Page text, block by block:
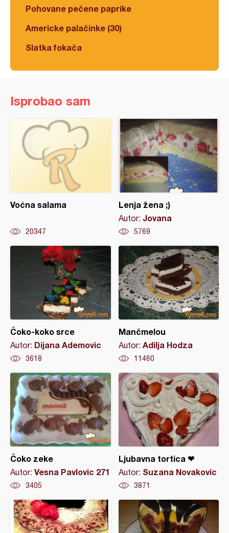
Pohovane pečene paprike
Americke palačinke (30)
Slatka fokača
Isprobao sam
Voćna salama
20347
Lenja žena ;)
Autor: Jovana
5769
Čoko-koko srce
Autor: Dijana Ademovic
3618
Mančmelou
Autor: Adilja Hodza
11460
Čoko zeke
Autor: Vesna Pavlovic 271
3405
Ljubavna tortica ❤
Autor: Suzana Novakovic
3871